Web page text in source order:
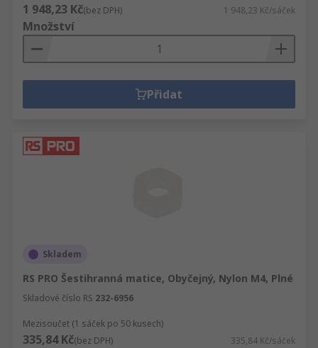
1 948,23 Kč(bez DPH) 1 948,23 Kč/sáček
Množství
Přidat
Skladem
RS PRO Šestihranná matice, Obyčejný, Nylon M4, Plné
Skladové číslo RS 232-6956
Mezisoučet (1 sáček po 50 kusech)
335,84 Kč(bez DPH) 335,84 Kč/sáček